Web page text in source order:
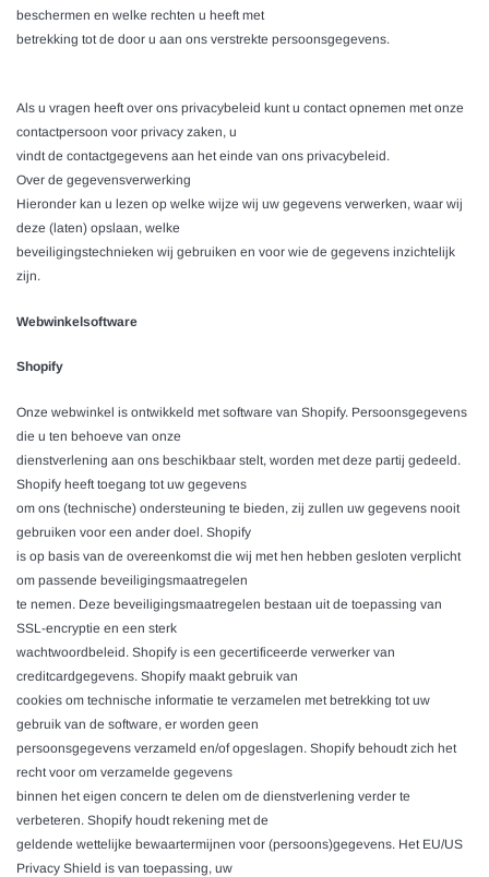
beschermen en welke rechten u heeft met
betrekking tot de door u aan ons verstrekte persoonsgegevens.
Als u vragen heeft over ons privacybeleid kunt u contact opnemen met onze
contactpersoon voor privacy zaken, u
vindt de contactgegevens aan het einde van ons privacybeleid.
Over de gegevensverwerking
Hieronder kan u lezen op welke wijze wij uw gegevens verwerken, waar wij
deze (laten) opslaan, welke
beveiligingstechnieken wij gebruiken en voor wie de gegevens inzichtelijk
zijn.
Webwinkelsoftware
Shopify
Onze webwinkel is ontwikkeld met software van Shopify. Persoonsgegevens
die u ten behoeve van onze
dienstverlening aan ons beschikbaar stelt, worden met deze partij gedeeld.
Shopify heeft toegang tot uw gegevens
om ons (technische) ondersteuning te bieden, zij zullen uw gegevens nooit
gebruiken voor een ander doel. Shopify
is op basis van de overeenkomst die wij met hen hebben gesloten verplicht
om passende beveiligingsmaatregelen
te nemen. Deze beveiligingsmaatregelen bestaan uit de toepassing van
SSL-encryptie en een sterk
wachtwoordbeleid. Shopify is een gecertificeerde verwerker van
creditcardgegevens. Shopify maakt gebruik van
cookies om technische informatie te verzamelen met betrekking tot uw
gebruik van de software, er worden geen
persoonsgegevens verzameld en/of opgeslagen. Shopify behoudt zich het
recht voor om verzamelde gegevens
binnen het eigen concern te delen om de dienstverlening verder te
verbeteren. Shopify houdt rekening met de
geldende wettelijke bewaartermijnen voor (persoons)gegevens. Het EU/US
Privacy Shield is van toepassing, uw